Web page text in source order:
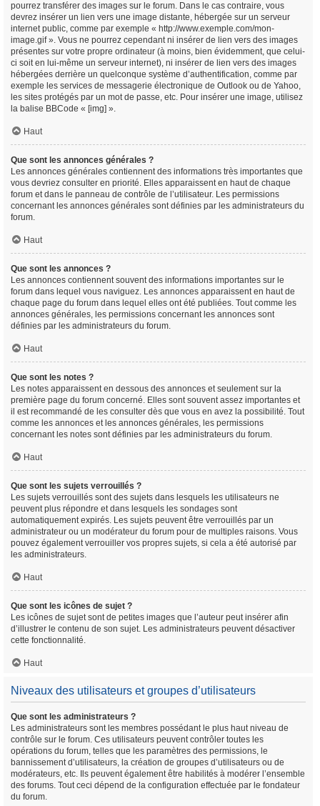
pourrez transférer des images sur le forum. Dans le cas contraire, vous
devrez insérer un lien vers une image distante, hébergée sur un serveur
internet public, comme par exemple « http://www.exemple.com/mon-
image.gif ». Vous ne pourrez cependant ni insérer de lien vers des images
présentes sur votre propre ordinateur (à moins, bien évidemment, que celui-
ci soit en lui-même un serveur internet), ni insérer de lien vers des images
hébergées derrière un quelconque système d’authentification, comme par
exemple les services de messagerie électronique de Outlook ou de Yahoo,
les sites protégés par un mot de passe, etc. Pour insérer une image, utilisez
la balise BBCode « [img] ».
Haut
Que sont les annonces générales ?
Les annonces générales contiennent des informations très importantes que
vous devriez consulter en priorité. Elles apparaissent en haut de chaque
forum et dans le panneau de contrôle de l’utilisateur. Les permissions
concernant les annonces générales sont définies par les administrateurs du
forum.
Haut
Que sont les annonces ?
Les annonces contiennent souvent des informations importantes sur le
forum dans lequel vous naviguez. Les annonces apparaissent en haut de
chaque page du forum dans lequel elles ont été publiées. Tout comme les
annonces générales, les permissions concernant les annonces sont
définies par les administrateurs du forum.
Haut
Que sont les notes ?
Les notes apparaissent en dessous des annonces et seulement sur la
première page du forum concerné. Elles sont souvent assez importantes et
il est recommandé de les consulter dès que vous en avez la possibilité. Tout
comme les annonces et les annonces générales, les permissions
concernant les notes sont définies par les administrateurs du forum.
Haut
Que sont les sujets verrouillés ?
Les sujets verrouillés sont des sujets dans lesquels les utilisateurs ne
peuvent plus répondre et dans lesquels les sondages sont
automatiquement expirés. Les sujets peuvent être verrouillés par un
administrateur ou un modérateur du forum pour de multiples raisons. Vous
pouvez également verrouiller vos propres sujets, si cela a été autorisé par
les administrateurs.
Haut
Que sont les icônes de sujet ?
Les icônes de sujet sont de petites images que l’auteur peut insérer afin
d’illustrer le contenu de son sujet. Les administrateurs peuvent désactiver
cette fonctionnalité.
Haut
Niveaux des utilisateurs et groupes d’utilisateurs
Que sont les administrateurs ?
Les administrateurs sont les membres possédant le plus haut niveau de
contrôle sur le forum. Ces utilisateurs peuvent contrôler toutes les
opérations du forum, telles que les paramètres des permissions, le
bannissement d’utilisateurs, la création de groupes d’utilisateurs ou de
modérateurs, etc. Ils peuvent également être habilités à modérer l’ensemble
des forums. Tout ceci dépend de la configuration effectuée par le fondateur
du forum.